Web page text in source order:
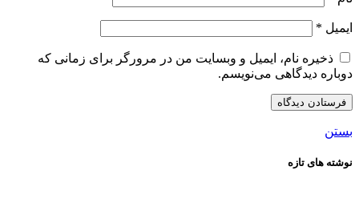
ایمیل *
ذخیره نام، ایمیل و وبسایت من در مرورگر برای زمانی که
دوباره دیدگاهی می‌نویسم.
بستن
نوشته های تازه